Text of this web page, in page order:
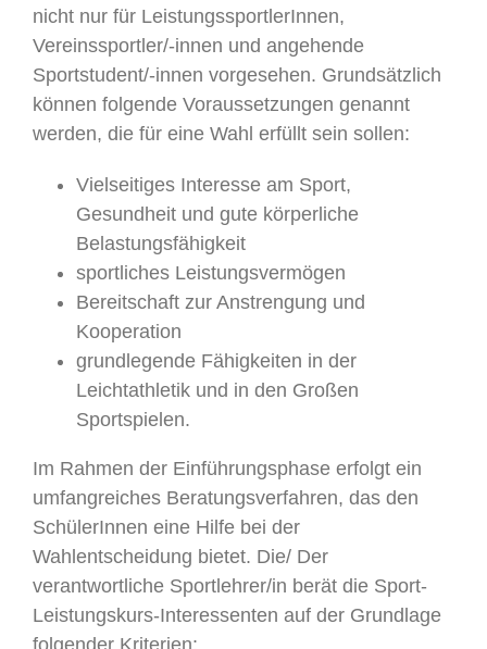
nicht nur für LeistungssportlerInnen,
Vereinssportler/-innen und angehende
Sportstudent/-innen vorgesehen. Grundsätzlich
können folgende Voraussetzungen genannt
werden, die für eine Wahl erfüllt sein sollen:
Vielseitiges Interesse am Sport,
Gesundheit und gute körperliche
Belastungsfähigkeit
sportliches Leistungsvermögen
Bereitschaft zur Anstrengung und
Kooperation
grundlegende Fähigkeiten in der
Leichtathletik und in den Großen
Sportspielen.
Im Rahmen der Einführungsphase erfolgt ein
umfangreiches Beratungsverfahren, das den
SchülerInnen eine Hilfe bei der
Wahlentscheidung bietet. Die/ Der
verantwortliche Sportlehrer/in berät die Sport-
Leistungskurs-Interessenten auf der Grundlage